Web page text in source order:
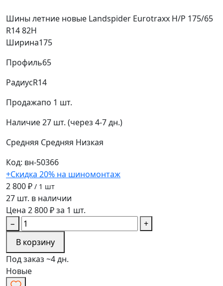
Шины летние новые Landspider Eurotraxx H/P 175/65
R14 82H
Ширина175
Профиль65
РадиусR14
Продажапо 1 шт.
Наличие27 шт. (через 4-7 дн.)
Средняя Средняя Низкая
Код: вн-50366
+Скидка 20% на шиномонтаж
2 800 ₽ / 1 шт
27 шт. в наличии
Цена 2 800 ₽ за 1 шт.
−
+
В корзину
Под заказ ~4 дн.
Новые